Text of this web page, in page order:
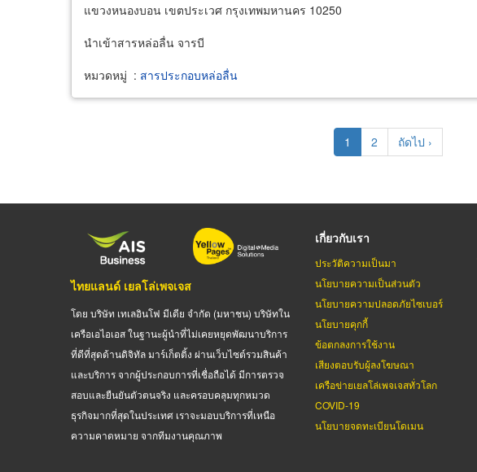
แขวงหนองบอน เขตประเวศ กรุงเทพมหานคร 10250
นำเข้าสารหล่อลื่น จารบี
หมวดหมู่ : สารประกอบหล่อลื่น
Current
page
1 Page
2
Next
page
ถัดไป ›
ไทยแลนด์ เยลโล่เพจเจส
โดย บริษัท เทเลอินโฟ มีเดีย จำกัด (มหาชน) บริษัทใน
เครือเอไอเอส ในฐานะผู้นำที่ไม่เคยหยุดพัฒนาบริการ
ที่ดีที่สุดด้านดิจิทัล มาร์เก็ตติ้ง ผ่านเว็บไซต์รวมสินค้า
และบริการ จากผู้ประกอบการที่เชื่อถือได้ มีการตรวจ
สอบและยืนยันตัวตนจริง และครอบคลุมทุกหมวด
ธุรกิจมากที่สุดในประเทศ เราจะมอบบริการที่เหนือ
ความคาดหมาย จากทีมงานคุณภาพ
เกี่ยวกับเรา
ประวัติความเป็นมา
นโยบายความเป็นส่วนตัว
นโยบายความปลอดภัยไซเบอร์
นโยบายคุกกี้
ข้อตกลงการใช้งาน
เสียงตอบรับผู้ลงโฆษณา
เครือข่ายเยลโล่เพจเจสทั่วโลก
COVID-19
นโยบายจดทะเบียนโดเมน